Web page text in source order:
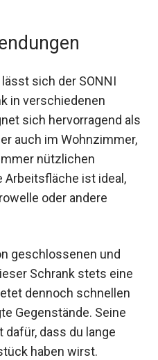
sich der SONNI
in verschiedenen
sich hervorragend als
auch im Wohnzimmer,
nützlichen
Arbeitsfläche ist ideal,
oder andere
geschlossenen und
Schrank stets eine
dennoch schnellen
Gegenstände. Seine
dass du lange
haben wirst.